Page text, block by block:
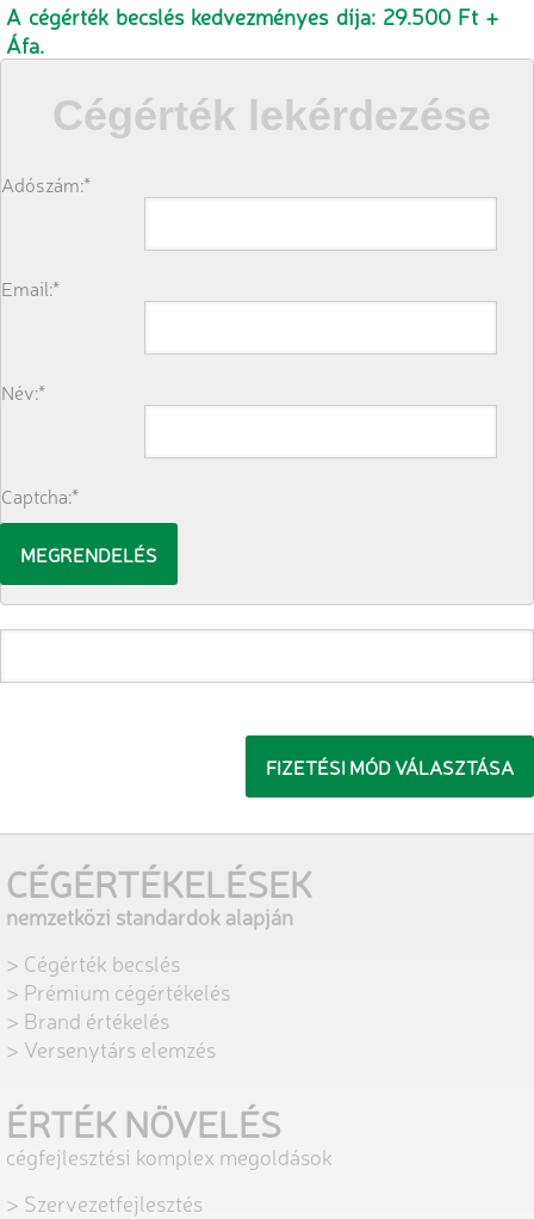
A cégérték becslés kedvezményes díja: 29.500 Ft +
Áfa.
Cégérték lekérdezése
Adószám:*
Email:*
Név:*
Captcha:*
FIZETÉSI MÓD VÁLASZTÁSA
CÉGÉRTÉKELÉSEK
nemzetközi standardok alapján
> Cégérték becslés
> Prémium cégértékelés
> Brand értékelés
> Versenytárs elemzés
ÉRTÉK NÖVELÉS
cégfejlesztési komplex megoldások
> Szervezetfejlesztés